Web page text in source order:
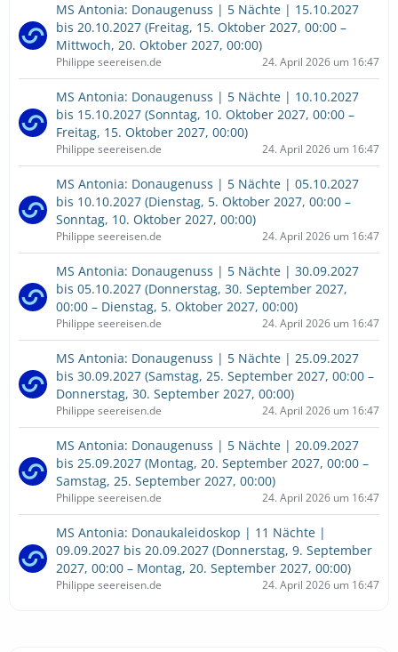
MS Antonia: Donaugenuss | 5 Nächte | 15.10.2027
bis 20.10.2027 (Freitag, 15. Oktober 2027, 00:00 –
Mittwoch, 20. Oktober 2027, 00:00)
Philippe seereisen.de 24. April 2026 um 16:47
MS Antonia: Donaugenuss | 5 Nächte | 10.10.2027
bis 15.10.2027 (Sonntag, 10. Oktober 2027, 00:00 –
Freitag, 15. Oktober 2027, 00:00)
Philippe seereisen.de 24. April 2026 um 16:47
MS Antonia: Donaugenuss | 5 Nächte | 05.10.2027
bis 10.10.2027 (Dienstag, 5. Oktober 2027, 00:00 –
Sonntag, 10. Oktober 2027, 00:00)
Philippe seereisen.de 24. April 2026 um 16:47
MS Antonia: Donaugenuss | 5 Nächte | 30.09.2027
bis 05.10.2027 (Donnerstag, 30. September 2027,
00:00 – Dienstag, 5. Oktober 2027, 00:00)
Philippe seereisen.de 24. April 2026 um 16:47
MS Antonia: Donaugenuss | 5 Nächte | 25.09.2027
bis 30.09.2027 (Samstag, 25. September 2027, 00:00 –
Donnerstag, 30. September 2027, 00:00)
Philippe seereisen.de 24. April 2026 um 16:47
MS Antonia: Donaugenuss | 5 Nächte | 20.09.2027
bis 25.09.2027 (Montag, 20. September 2027, 00:00 –
Samstag, 25. September 2027, 00:00)
Philippe seereisen.de 24. April 2026 um 16:47
MS Antonia: Donaukaleidoskop | 11 Nächte |
09.09.2027 bis 20.09.2027 (Donnerstag, 9. September
2027, 00:00 – Montag, 20. September 2027, 00:00)
Philippe seereisen.de 24. April 2026 um 16:47